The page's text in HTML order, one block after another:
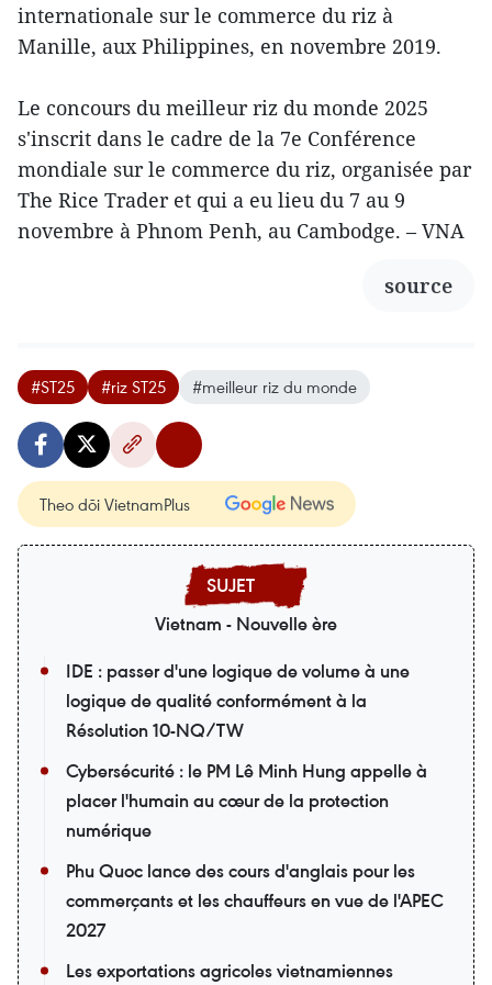
internationale sur le commerce du riz à
Manille, aux Philippines, en novembre 2019.
Le concours du meilleur riz du monde 2025
s'inscrit dans le cadre de la 7e Conférence
mondiale sur le commerce du riz, organisée par
The Rice Trader et qui a eu lieu du 7 au 9
novembre à Phnom Penh, au Cambodge. – VNA
source
#ST25 #riz ST25 #meilleur riz du monde
Theo dõi VietnamPlus
Vietnam - Nouvelle ère
IDE : passer d'une logique de volume à une
logique de qualité conformément à la
Résolution 10-NQ/TW
Cybersécurité : le PM Lê Minh Hung appelle à
placer l'humain au cœur de la protection
numérique
Phu Quoc lance des cours d'anglais pour les
commerçants et les chauffeurs en vue de l'APEC
2027
Les exportations agricoles vietnamiennes